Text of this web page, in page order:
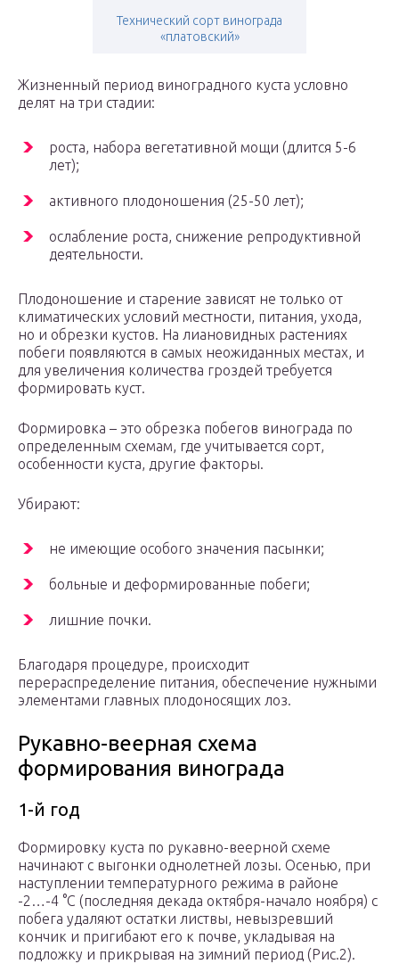
Технический сорт винограда
«платовский»
Жизненный период виноградного куста условно
делят на три стадии:
роста, набора вегетативной мощи (длится 5-6
лет);
активного плодоношения (25-50 лет);
ослабление роста, снижение репродуктивной
деятельности.
Плодоношение и старение зависят не только от
климатических условий местности, питания, ухода,
но и обрезки кустов. На лиановидных растениях
побеги появляются в самых неожиданных местах, и
для увеличения количества гроздей требуется
формировать куст.
Формировка – это обрезка побегов винограда по
определенным схемам, где учитывается сорт,
особенности куста, другие факторы.
Убирают:
не имеющие особого значения пасынки;
больные и деформированные побеги;
лишние почки.
Благодаря процедуре, происходит
перераспределение питания, обеспечение нужными
элементами главных плодоносящих лоз.
Рукавно-веерная схема
формирования винограда
1-й год
Формировку куста по рукавно-веерной схеме
начинают с выгонки однолетней лозы. Осенью, при
наступлении температурного режима в районе
-2…-4 °С (последняя декада октября-начало ноября) с
побега удаляют остатки листвы, невызревший
кончик и пригибают его к почве, укладывая на
подложку и прикрывая на зимний период (Рис.2).